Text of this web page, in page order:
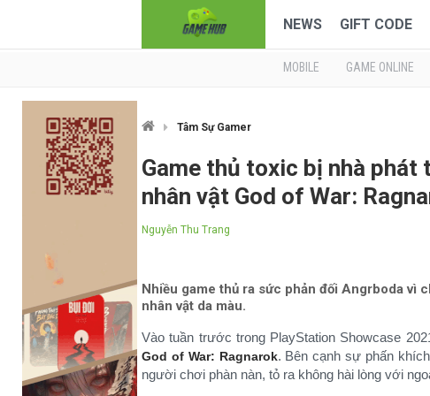
NEWS GIFT CODE
MOBILE GAME ONLINE
Tâm Sự Gamer
Game thủ toxic bị nhà
nhân vật God of War:
Nguyễn Thu Trang
Nhiều game thủ ra sức phản đối Angrboda vì
nhân vật da màu.
Vào tuần trước trong PlayStation Showcase
God of War: Ragnarok. Bên cạnh sự phấn
người chơi phàn nàn, tỏ ra không hài lòng với